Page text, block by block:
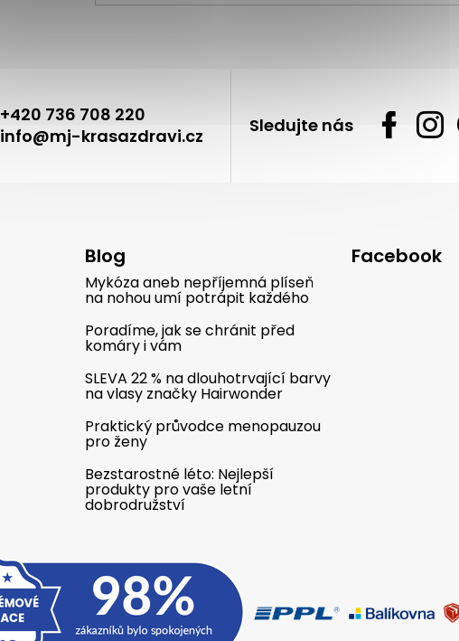
+420 736 708 220
info@mj-krasazdravi.cz Sledujte nás
Blog
Mykóza aneb nepříjemná plíseň
na nohou umí potrápit každého
Poradíme, jak se chránit před
komáry i vám
SLEVA 22 % na dlouhotrvající barvy
na vlasy značky Hairwonder
Praktický průvodce menopauzou
pro ženy
Bezstarostné léto: Nejlepší
produkty pro vaše letní
dobrodružství
Facebook